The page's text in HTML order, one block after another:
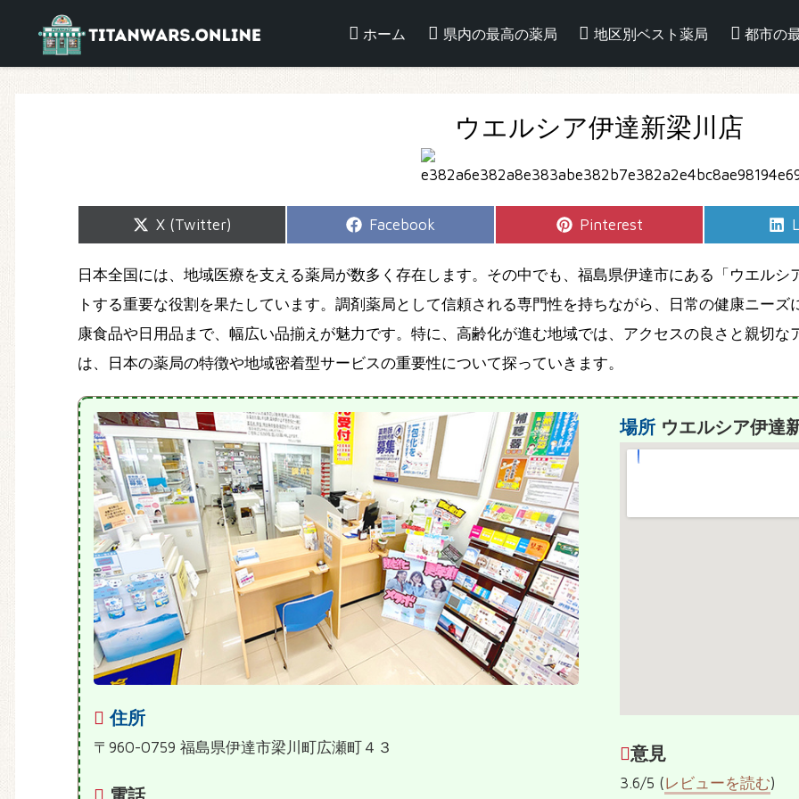
ホーム 県内の最高の薬局 地区別ベスト薬局 都市の
ウエルシア伊達新梁川店
Share
X (Twitter)
Share
Facebook
Share
Pinterest
日本全国には、地域医療を支える薬局が数多く存在します。その中でも、福島県伊達市にある「ウエル
トする重要な役割を果たしています。調剤薬局として信頼される専門性を持ちながら、日常の健康ニー
康食品や日用品まで、幅広い品揃えが魅力です。特に、高齢化が進む地域では、アクセスの良さと親切
は、日本の薬局の特徴や地域密着型サービスの重要性について探っていきます。
住所
〒960-0759 福島県伊達市梁川町広瀬町４３
場所ウエルシア伊達
意見
3.6/5 (レビューを読む)